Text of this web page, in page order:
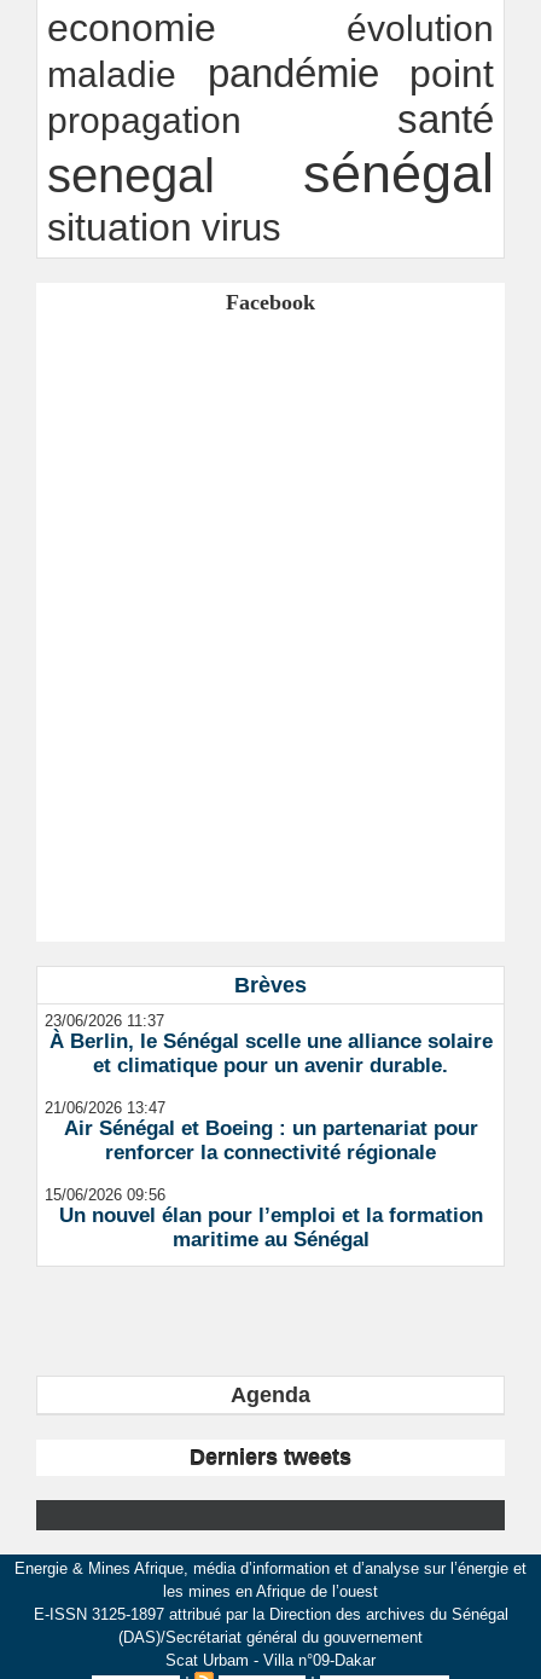
economie
évolution
maladie
pandémie point
propagation santé
senegal sénégal
situation virus
Facebook
Brèves
23/06/2026 11:37
À Berlin, le Sénégal scelle une alliance solaire
et climatique pour un avenir durable.
21/06/2026 13:47
Air Sénégal et Boeing : un partenariat pour
renforcer la connectivité régionale
15/06/2026 09:56
Un nouvel élan pour l’emploi et la formation
maritime au Sénégal
Agenda
Derniers tweets
Energie & Mines Afrique, média d’information et d’analyse sur l’énergie et
les mines en Afrique de l’ouest
E-ISSN 3125-1897 attribué par la Direction des archives du Sénégal
(DAS)/Secrétariat général du gouvernement
Scat Urbam - Villa n°09-Dakar